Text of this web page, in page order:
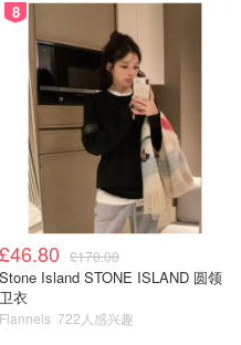
8
£46.80 £170.00
Stone Island STONE ISLAND 圆领
卫衣
Flannels 722人感兴趣